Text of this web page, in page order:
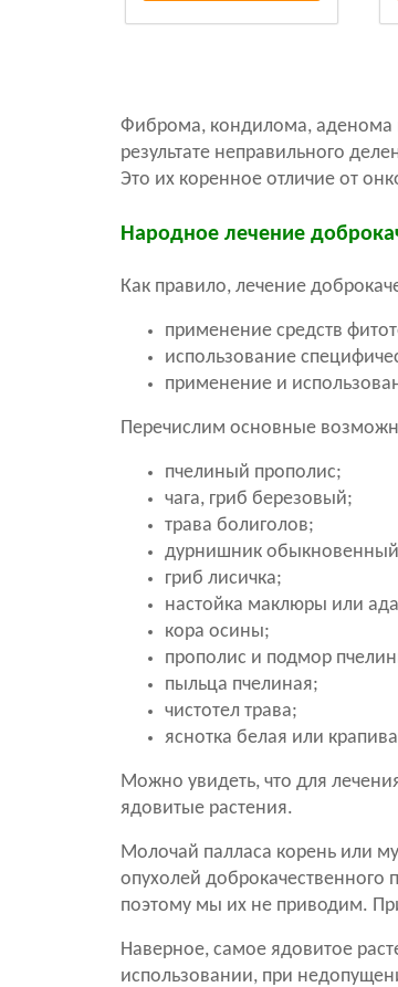
Фиброма, кондилома, аденома
результате неправильного
Это их коренное отличие от
Народное лечение
Как правило, лечение
применение средств
использование
применение и
Перечислим основные
пчелиный прополис;
чага, гриб березовый;
трава болиголов;
дурнишник
гриб лисичка;
настойка маклюры или
кора осины;
прополис и подмор
пыльца пчелиная;
чистотел трава;
яснотка белая или крапива
Можно увидеть, что для
ядовитые растения.
Молочай палласа корень или
опухолей доброкачественного
поэтому мы их не приводим.
Наверное, самое ядовитое
использовании, при